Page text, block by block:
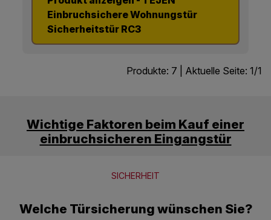
Einbruchsichere Wohnungstür
Sicherheitstür RC3
Produkte: 7 | Aktuelle Seite: 1/1
Wichtige Faktoren beim Kauf einer
einbruchsicheren Eingangstür
SICHERHEIT
Welche Türsicherung wünschen Sie?